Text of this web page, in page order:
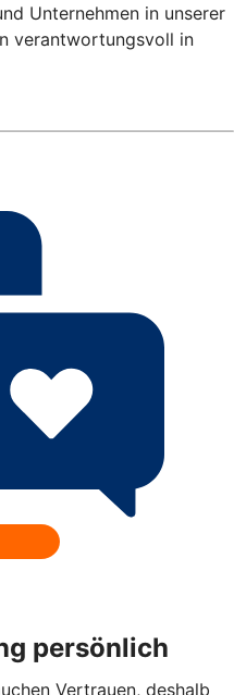
Unternehmen in unserer
verantwortungsvoll in
persönlich
Vertrauen, deshalb